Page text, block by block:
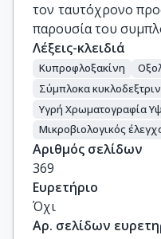
τον ταυτόχρονο
παρουσία του
Λέξεις-κλειδιά
Κυπροφλοξακίνη
Σύμπλοκα
Υγρή Χρωματογραφία
Μικροβιολογικός
Αριθμός σελίδων
369
Ευρετήριο
Όχι
Αρ. σελίδων